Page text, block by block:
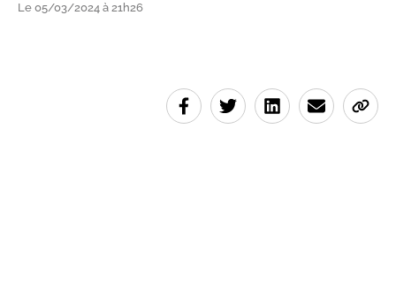
Le 05/03/2024 à 21h26